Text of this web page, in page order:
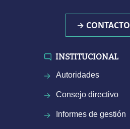
→ CONTACTO
INSTITUCIONAL
Autoridades
Consejo directivo
Informes de gestión